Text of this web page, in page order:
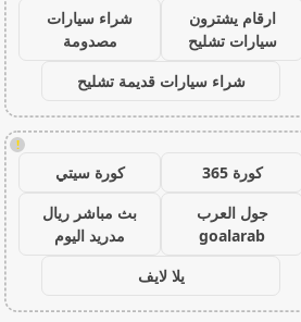
ارقام يشترون
سيارات تشليح
شراء سيارات
مصدومة
شراء سيارات قديمة تشليح
!
كورة 365
كورة سيتي
جول العرب
goalarab
بث مباشر ريال
مدريد اليوم
يلا لايف